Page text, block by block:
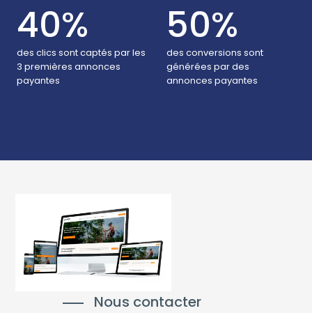
40%
des clics sont captés par les
3 premières annonces
payantes
50%
des conversions sont
générées par des
annonces payantes
Nous contacter